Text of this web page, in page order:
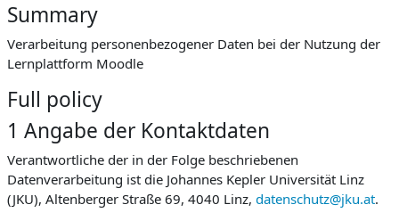
Summary
Verarbeitung personenbezogener Daten bei der Nutzung der
Lernplattform Moodle
Full policy
1 Angabe der Kontaktdaten
Verantwortliche der in der Folge beschriebenen
Datenverarbeitung ist die Johannes Kepler Universität Linz
(JKU), Altenberger Straße 69, 4040 Linz, datenschutz@jku.at.